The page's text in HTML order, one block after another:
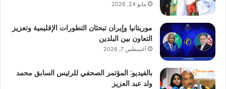
مايو 24, 2026
موريتانيا وإيران تبحثان التطورات الإقليمية وتعزيز
التعاون بين البلدين
أغسطس 7, 2026
بالفيديو: المؤتمر الصحفي للرئيس السابق محمد
ولد عبد العزيز